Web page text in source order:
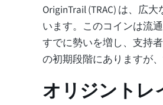
OriginTrail (TRAC) は、広
います。このコインは流
すでに勢いを増し、支持
の初期段階にありますが
オリジントレ